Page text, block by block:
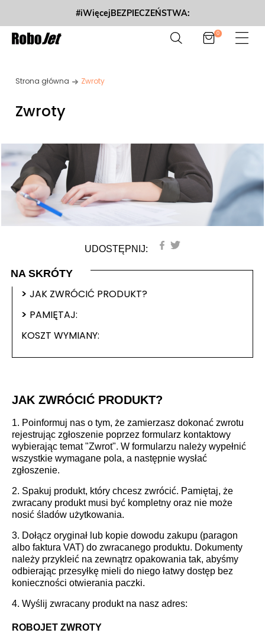
#iWięcejBEZPIECZEŃSTWA:
0
Strona główna Zwroty
Zwroty
UDOSTĘPNIJ:
NA SKRÓTY
> JAK ZWRÓCIĆ PRODUKT?
> PAMIĘTAJ:
KOSZT WYMIANY:
JAK ZWRÓCIĆ PRODUKT?
1. Poinformuj nas o tym, że zamierzasz dokonać zwrotu
rejestrując zgłoszenie poprzez formularz kontaktowy
wybierając temat "Zwrot". W formularzu należy wypełnić
wszystkie wymagane pola, a następnie wysłać
zgłoszenie.
2. Spakuj produkt, który chcesz zwrócić. Pamiętaj, że
zwracany produkt musi być kompletny oraz nie może
nosić śladów użytkowania.
3. Dołącz oryginał lub kopie dowodu zakupu (paragon
albo faktura VAT) do zwracanego produktu. Dokumenty
należy przykleić na zewnątrz opakowania tak, abyśmy
odbierając przesyłkę mieli do niego łatwy dostęp bez
konieczności otwierania paczki.
4. Wyślij zwracany produkt na nasz adres:
ROBOJET ZWROTY